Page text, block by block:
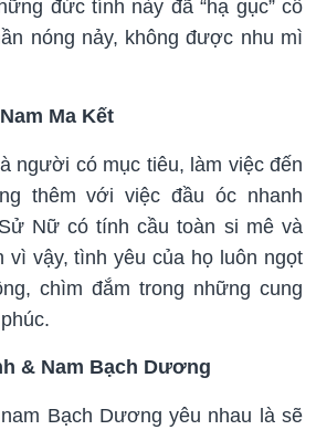
đức tính này đã “hạ gục” cô
nóng nảy, không được nhu mì
Ma Kết
người có mục tiêu, làm việc đến
thêm với việc đầu óc nhanh
Nữ có tính cầu toàn si mê và
vì vậy, tình yêu của họ luôn ngọt
chìm đắm trong những cung
& Nam Bạch Dương
Bạch Dương yêu nhau là sẽ